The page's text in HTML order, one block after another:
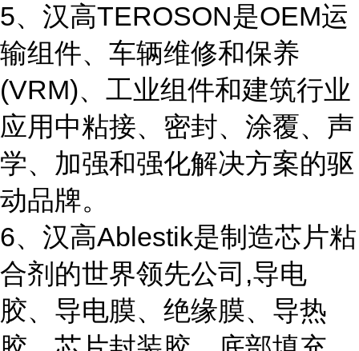
5、汉高TEROSON是OEM运
输组件、车辆维修和保养
(VRM)、工业组件和建筑行业
应用中粘接、密封、涂覆、声
学、加强和强化解决方案的驱
动品牌。
6、汉高Ablestik是制造芯片粘
合剂的世界领先公司,导电
胶、导电膜、绝缘膜、导热